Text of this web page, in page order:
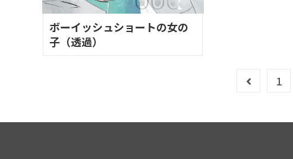
ボーイッシュショートの女の
子（透過）
1